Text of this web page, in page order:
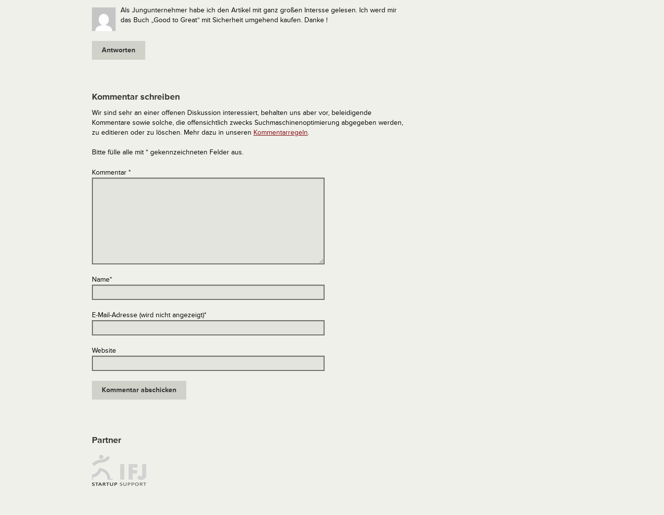
Als Jungunternehmer habe ich den Artikel mit ganz großen Intersse gelesen. Ich werd mir
das Buch „Good to Great” mit Sicherheit umgehend kaufen. Danke !
Antworten
Kommentar schreiben
Wir sind sehr an einer offenen Diskussion interessiert, behalten uns aber vor, beleidigende
Kommentare sowie solche, die offensichtlich zwecks Suchmaschinenoptimierung abgegeben werden,
zu editieren oder zu löschen. Mehr dazu in unseren Kommentarregeln.
Bitte fülle alle mit * gekennzeichneten Felder aus.
Kommentar *
Name*
E-Mail-Adresse (wird nicht angezeigt)*
Website
Partner